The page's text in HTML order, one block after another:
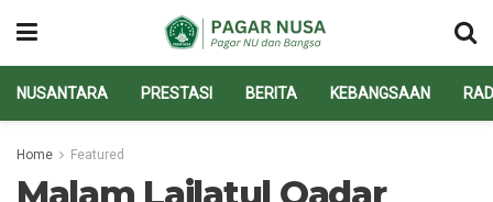
NUSANTARA PRESTASI BERITA KEBANGSAAN
Home Featured